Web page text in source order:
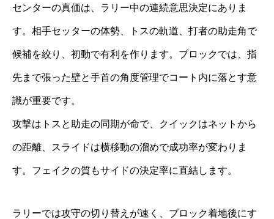
センターの真価は、ラリー中の連続意思決定にありま
す。相手セッターの体勢、トスの軌道、打者の助走角で
候補を絞り、初動で有利を作ります。ブロックでは、指
先まで張った壁と手首の角度管理でコート内に落とす意
識が重要です。
攻撃はトスと助走の同期が命で、クイックはネットから
の距離、スライドは横移動の溜めで成功率が変わりま
す。フェイクの質もサイドの決定率に直結します。
ラリーでは攻守の切り替えが速く、ブロック着地後にす